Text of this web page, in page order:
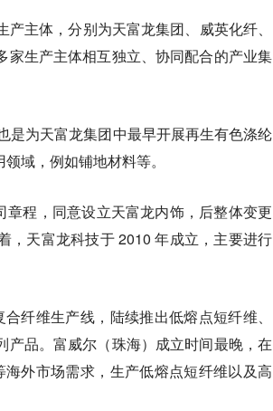
主体，分别为天富龙集团、威英化纤、
家生产主体相互独立、协同配合的产业集
是为天富龙集团中最早开展再生有色涤纶
域，例如铺地材料等。
程，同意设立天富龙内饰，后整体变更
，天富龙科技于 2010 年成立，主要进行
纤维生产线，陆续推出低熔点短纤维、
品。富威尔（珠海）成立时间最晚，在
外市场需求，生产低熔点短纤维以及高